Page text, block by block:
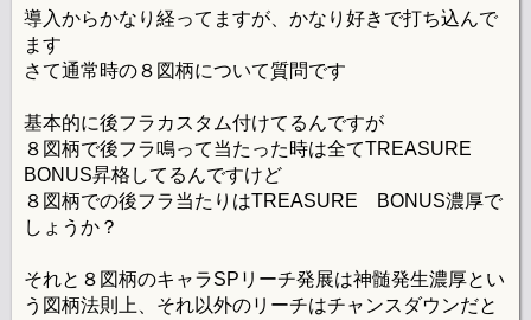
導入からかなり経ってますが、かなり好きで打ち込んで
ます
さて通常時の８図柄について質問です
基本的に後フラカスタム付けてるんですが
８図柄で後フラ鳴って当たった時は全てTREASURE
BONUS昇格してるんですけど
８図柄での後フラ当たりはTREASURE BONUS濃厚で
しょうか？
それと８図柄のキャラSPリーチ発展は神髄発生濃厚とい
う図柄法則上、それ以外のリーチはチャンスダウンだと